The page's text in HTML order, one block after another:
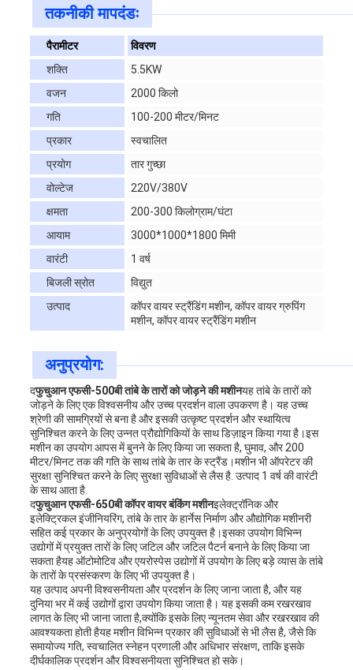
तकनीकी मापदंडः
पैरामीटर
विवरण
शक्ति
5.5KW
वजन
2000 किलो
गति
100-200 मीटर/मिनट
प्रकार
स्वचालित
प्रयोग
तार गुच्छा
वोल्टेज
220V/380V
क्षमता
200-300 किलोग्राम/घंटा
आयाम
3000*1000*1800 मिमी
वारंटी
1 वर्ष
बिजली स्रोत
विद्युत
उत्पाद
कॉपर वायर स्ट्रैंडिंग मशीन, कॉपर वायर ग्रुपिंग
मशीन, कॉपर वायर स्ट्रैंडिंग मशीन
अनुप्रयोग:
दफुचुआन एफसी-500बी तांबे के तारों को जोड़ने की मशीनयह तांबे के तारों को
जोड़ने के लिए एक विश्वसनीय और उच्च प्रदर्शन वाला उपकरण है। यह उच्च
श्रेणी की सामग्रियों से बना है और इसकी उत्कृष्ट प्रदर्शन और स्थायित्व
सुनिश्चित करने के लिए उन्नत प्रौद्योगिकियों के साथ डिज़ाइन किया गया है।इस
मशीन का उपयोग आपस में बुनने के लिए किया जा सकता है, घुमाव, और 200
मीटर/मिनट तक की गति के साथ तांबे के तार के स्ट्रैंड।मशीन भी ऑपरेटर की
सुरक्षा सुनिश्चित करने के लिए सुरक्षा सुविधाओं से लैस है. उत्पाद 1 वर्ष की वारंटी
के साथ आता है.
दफुचुआन एफसी-650बी कॉपर वायर बंकिंग मशीनइलेक्ट्रॉनिक और
इलेक्ट्रिकल इंजीनियरिंग, तांबे के तार के हार्नेस निर्माण और औद्योगिक मशीनरी
सहित कई प्रकार के अनुप्रयोगों के लिए उपयुक्त है।इसका उपयोग विभिन्न
उद्योगों में प्रयुक्त तारों के लिए जटिल और जटिल पैटर्न बनाने के लिए किया जा
सकता हैयह ऑटोमोटिव और एयरोस्पेस उद्योगों में उपयोग के लिए बड़े व्यास के तांबे
के तारों के प्रसंस्करण के लिए भी उपयुक्त है।
यह उत्पाद अपनी विश्वसनीयता और प्रदर्शन के लिए जाना जाता है, और यह
दुनिया भर में कई उद्योगों द्वारा उपयोग किया जाता है। यह इसकी कम रखरखाव
लागत के लिए भी जाना जाता है,क्योंकि इसके लिए न्यूनतम सेवा और रखरखाव की
आवश्यकता होती हैयह मशीन विभिन्न प्रकार की सुविधाओं से भी लैस है, जैसे कि
समायोज्य गति, स्वचालित स्नेहन प्रणाली और अधिभार संरक्षण, ताकि इसके
दीर्घकालिक प्रदर्शन और विश्वसनीयता सुनिश्चित हो सके।